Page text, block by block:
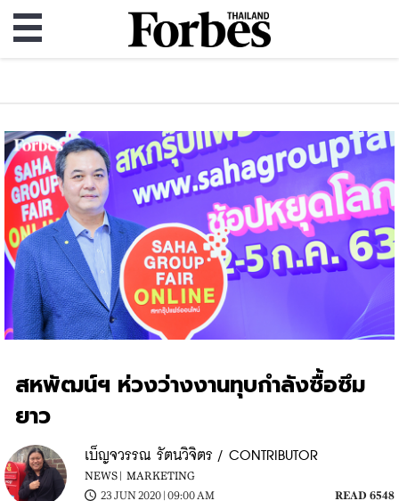
สหพัฒน์ฯ ห่วงว่างงานทุบกำลังซื้อซึม
ยาว
เบ็ญจวรรณ รัตนวิจิตร / CONTRIBUTOR
NEWS | MARKETING
23 JUN 2020 | 09:00 AM
READ 6548